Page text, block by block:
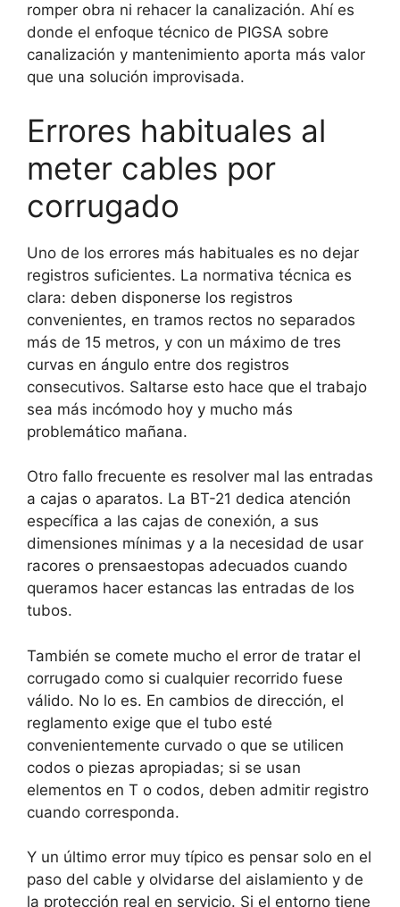
romper obra ni rehacer la canalización. Ahí es
donde el enfoque técnico de PIGSA sobre
canalización y mantenimiento aporta más valor
que una solución improvisada.
Errores habituales al
meter cables por
corrugado
Uno de los errores más habituales es no dejar
registros suficientes. La normativa técnica es
clara: deben disponerse los registros
convenientes, en tramos rectos no separados
más de 15 metros, y con un máximo de tres
curvas en ángulo entre dos registros
consecutivos. Saltarse esto hace que el trabajo
sea más incómodo hoy y mucho más
problemático mañana.
Otro fallo frecuente es resolver mal las entradas
a cajas o aparatos. La BT-21 dedica atención
específica a las cajas de conexión, a sus
dimensiones mínimas y a la necesidad de usar
racores o prensaestopas adecuados cuando
queramos hacer estancas las entradas de los
tubos.
También se comete mucho el error de tratar el
corrugado como si cualquier recorrido fuese
válido. No lo es. En cambios de dirección, el
reglamento exige que el tubo esté
convenientemente curvado o que se utilicen
codos o piezas apropiadas; si se usan
elementos en T o codos, deben admitir registro
cuando corresponda.
Y un último error muy típico es pensar solo en el
paso del cable y olvidarse del aislamiento y de
la protección real en servicio. Si el entorno tiene